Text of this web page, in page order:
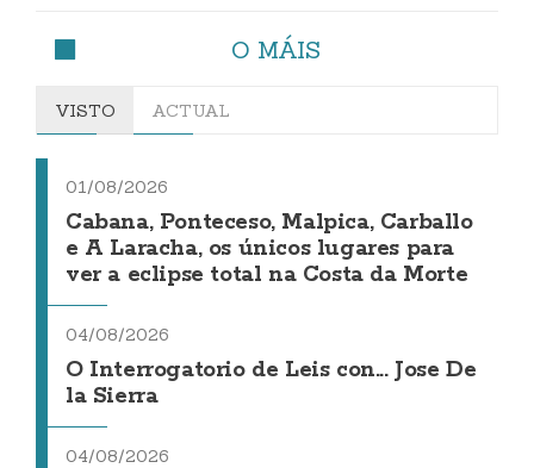
O MÁIS
VISTO ACTUAL
01/08/2026
Cabana, Ponteceso, Malpica, Carballo
e A Laracha, os únicos lugares para
ver a eclipse total na Costa da Morte
04/08/2026
O Interrogatorio de Leis con... Jose De
la Sierra
04/08/2026